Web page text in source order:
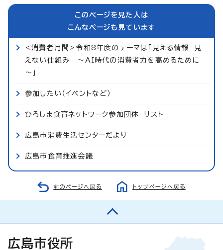
このページを見た人は
こんなページも見ています
<消費者月間>令和8年度のテーマは「見える情報 見
えない仕組み ～AI時代の消費者力を高めるために
～」
参加したい（イベントなど）
ひろしま食育ネットワーク参加団体 リスト
広島市消費生活センターだより
広島市食育推進会議
前のページへ戻る トップページへ戻る
広島市役所